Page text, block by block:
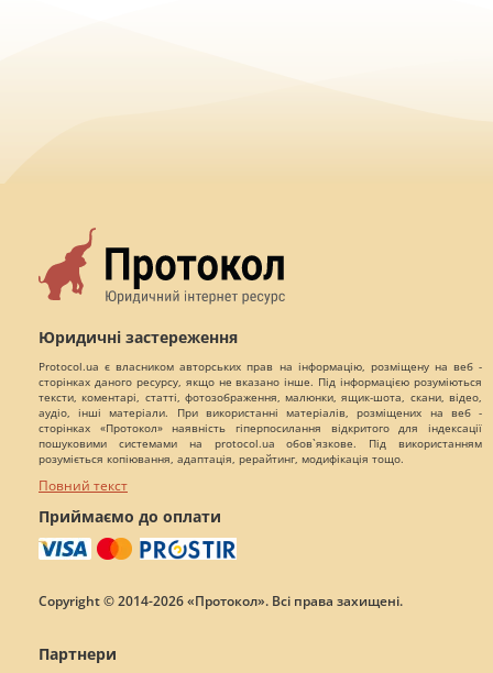
Юридичні застереження
Protocol.ua є власником авторських прав на інформацію, розміщену на веб -
сторінках даного ресурсу, якщо не вказано інше. Під інформацією розуміються
тексти, коментарі, статті, фотозображення, малюнки, ящик-шота, скани, відео,
аудіо, інші матеріали. При використанні матеріалів, розміщених на веб -
сторінках «Протокол» наявність гіперпосилання відкритого для індексації
пошуковими системами на protocol.ua обов`язкове. Під використанням
розуміється копіювання, адаптація, рерайтинг, модифікація тощо.
Повний текст
Приймаємо до оплати
Copyright © 2014-2026 «Протокол». Всі права захищені.
Партнери